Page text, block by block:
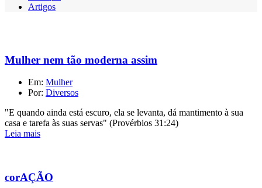
Artigos
Mulher nem tão moderna assim
Em: Mulher
Por: Diversos
"E quando ainda está escuro, ela se levanta, dá mantimento à sua
casa e tarefa às suas servas" (Provérbios 31:24)
Leia mais
corAÇÃO